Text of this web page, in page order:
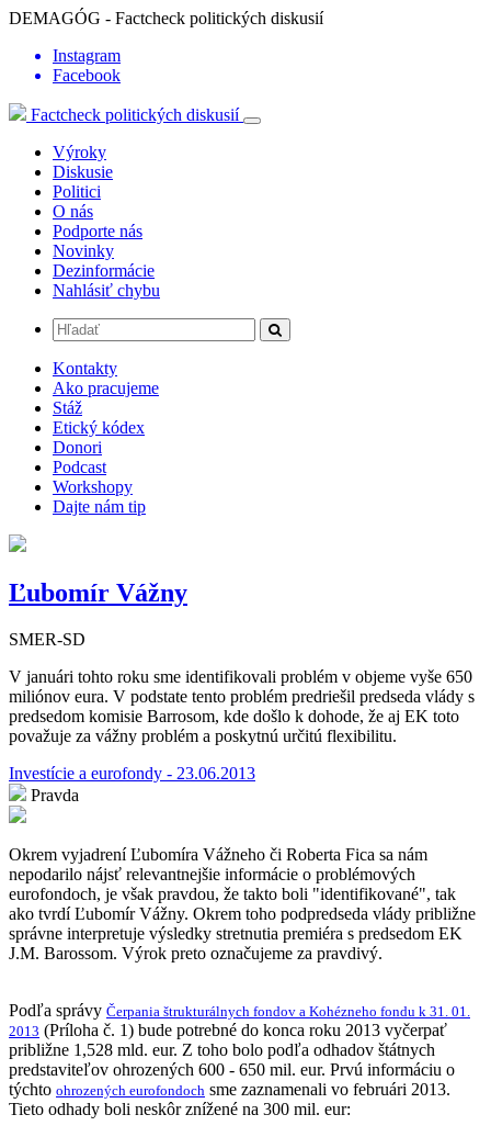
DEMAGÓG - Factcheck politických diskusií
Instagram
Facebook
Factcheck politických diskusií
Výroky
Diskusie
Politici
O nás
Podporte nás
Novinky
Dezinformácie
Nahlásiť chybu
Kontakty
Ako pracujeme
Stáž
Etický kódex
Donori
Podcast
Workshopy
Dajte nám tip
Ľubomír Vážny
SMER-SD
V januári tohto roku sme identifikovali problém v objeme vyše 650
miliónov eura. V podstate tento problém predriešil predseda vlády s
predsedom komisie Barrosom, kde došlo k dohode, že aj EK toto
považuje za vážny problém a poskytnú určitú flexibilitu.
Investície a eurofondy - 23.06.2013
Pravda
Okrem vyjadrení Ľubomíra Vážneho či Roberta Fica sa nám
nepodarilo nájsť relevantnejšie informácie o problémových
eurofondoch, je však pravdou, že takto boli "identifikované", tak
ako tvrdí Ľubomír Vážny. Okrem toho podpredseda vlády približne
správne interpretuje výsledky stretnutia premiéra s predsedom EK
J.M. Barossom. Výrok preto označujeme za pravdivý.
Podľa správy Čerpania štrukturálnych fondov a Kohézneho fondu k 31. 01.
2013 (Príloha č. 1) bude potrebné do konca roku 2013 vyčerpať
približne 1,528 mld. eur. Z toho bolo podľa odhadov štátnych
predstaviteľov ohrozených 600 - 650 mil. eur. Prvú informáciu o
týchto ohrozených eurofondoch sme zaznamenali vo februári 2013.
Tieto odhady boli neskôr znížené na 300 mil. eur: